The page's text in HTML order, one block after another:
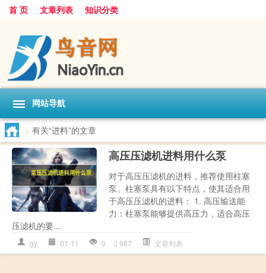
首 页 文章列表 知识分类
网站导航
> 有关“进料”的文章
高压压滤机进料用什么泵
对于高压压滤机的进料，推荐使用柱塞
泵。柱塞泵具有以下特点，使其适合用
于高压压滤机的进料： 1. 高压输送能
力：柱塞泵能够提供高压力，适合高压
压滤机的要...
gy 01-11 0 987 文章列表